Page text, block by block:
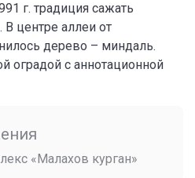
г. традиция сажать
В центре аллеи от
дерево – миндаль.
оградой с аннотационной
«Малахов курган»